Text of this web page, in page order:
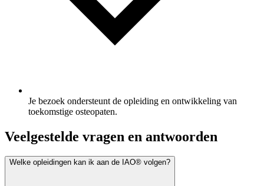
Je bezoek ondersteunt de opleiding en ontwikkeling van
toekomstige osteopaten.
Veelgestelde vragen en antwoorden
Welke opleidingen kan ik aan de IAO® volgen?